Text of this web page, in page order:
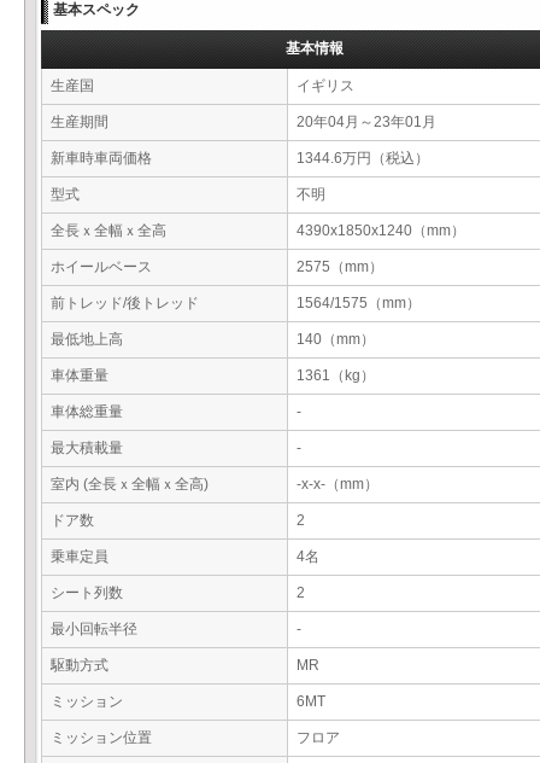
基本スペック
基本情報
生産国 イギリス
生産期間 20年04月～23年01月
新車時車両価格 1344.6万円（税込）
型式 不明
全長ｘ全幅ｘ全高 4390x1850x1240（mm）
ホイールベース 2575（mm）
前トレッド/後トレッド 1564/1575（mm）
最低地上高 140（mm）
車体重量 1361（kg）
車体総重量 -
最大積載量 -
室内 (全長ｘ全幅ｘ全高) -x-x-（mm）
ドア数 2
乗車定員 4名
シート列数 2
最小回転半径 -
駆動方式 MR
ミッション 6MT
ミッション位置 フロア